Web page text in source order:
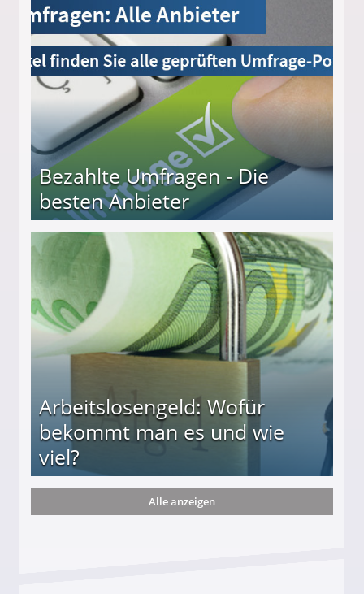
Bezahlte Umfragen - Die
besten Anbieter
Arbeitslosengeld: Wofür
bekommt man es und wie
viel?
und wie viel?
Alle anzeigen